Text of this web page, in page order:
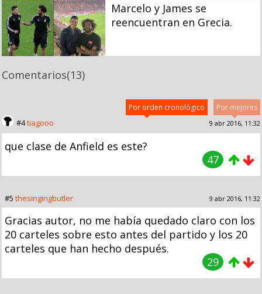
Marcelo y James se
reencuentran en Grecia.
Comentarios(13)
Por mejores
Por orden cronológico
#4tiagooo 9 abr 2016, 11:32
que clase de Anfield es este?
47
#5 thesingingbutler 9 abr 2016, 11:32
Gracias autor, no me había quedado claro con los
20 carteles sobre esto antes del partido y los 20
carteles que han hecho después.
29